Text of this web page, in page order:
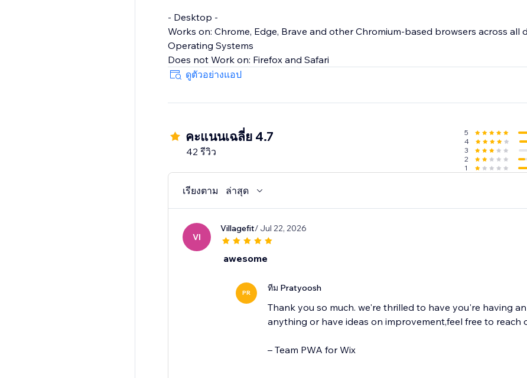
- Desktop -
Works on: Chrome, Edge, Brave and other Chromium-based browsers across all
Operating Systems
Does not Work on: Firefox and Safari
ดูตัวอย่างแอป
คะแนนเฉลี่ย 4.7
42 รีวิว
5
4
3
2
1
เรียงตาม ล่าสุด
VI
Villagefit/ Jul 22, 2026
awesome
PR ทีม Pratyoosh
Thank you so much. we're thrilled to have you're having
anything or have ideas on improvement,feel free to reach
– Team PWA for Wix